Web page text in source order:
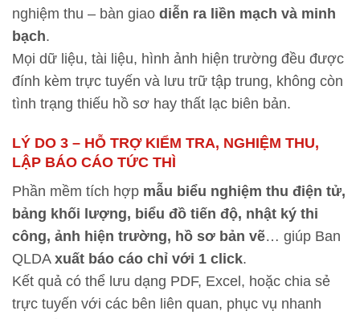
nghiệm thu – bàn giao diễn ra liền mạch và minh
bạch.
Mọi dữ liệu, tài liệu, hình ảnh hiện trường đều được
đính kèm trực tuyến và lưu trữ tập trung, không còn
tình trạng thiếu hồ sơ hay thất lạc biên bản.
LÝ DO 3 – HỖ TRỢ KIỂM TRA, NGHIỆM THU,
LẬP BÁO CÁO TỨC THÌ
Phần mềm tích hợp mẫu biểu nghiệm thu điện tử,
bảng khối lượng, biểu đồ tiến độ, nhật ký thi
công, ảnh hiện trường, hồ sơ bản vẽ… giúp Ban
QLDA xuất báo cáo chỉ với 1 click.
Kết quả có thể lưu dạng PDF, Excel, hoặc chia sẻ
trực tuyến với các bên liên quan, phục vụ nhanh